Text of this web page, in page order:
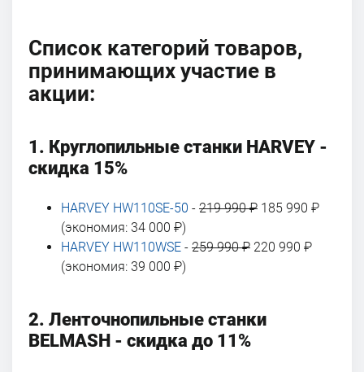
Список категорий товаров,
принимающих участие в
акции:
1. Круглопильные станки HARVEY -
скидка 15%
HARVEY HW110SE-50 - 219 990 ₽ 185 990 ₽
(экономия: 34 000 ₽)
HARVEY HW110WSE - 259 990 ₽ 220 990 ₽
(экономия: 39 000 ₽)
2. Ленточнопильные станки
BELMASH - скидка до 11%